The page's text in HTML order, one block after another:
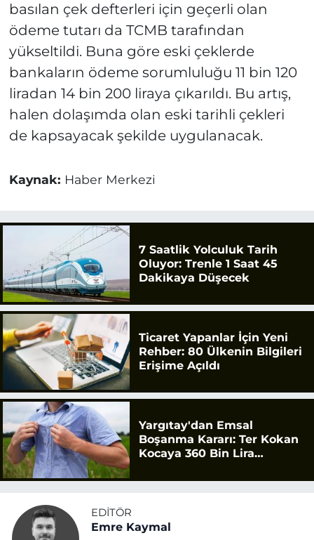
basılan çek defterleri için geçerli olan
ödeme tutarı da TCMB tarafından
yükseltildi. Buna göre eski çeklerde
bankaların ödeme sorumluluğu 11 bin 120
liradan 14 bin 200 liraya çıkarıldı. Bu artış,
halen dolaşımda olan eski tarihli çekleri
de kapsayacak şekilde uygulanacak.
Kaynak: Haber Merkezi
7 Saatlik Yolculuk Tarih
Oluyor: Trenle 1 Saat 45
Dakikaya Düşecek
Ticaret Yapanlar İçin Yeni
Rehber: 80 Ülkenin Bilgileri
Erişime Açıldı
Yargıtay'dan Emsal
Boşanma Kararı: Ter Kokan
Kocaya 360 Bin Lira
EDITÖR
Emre Kaymal